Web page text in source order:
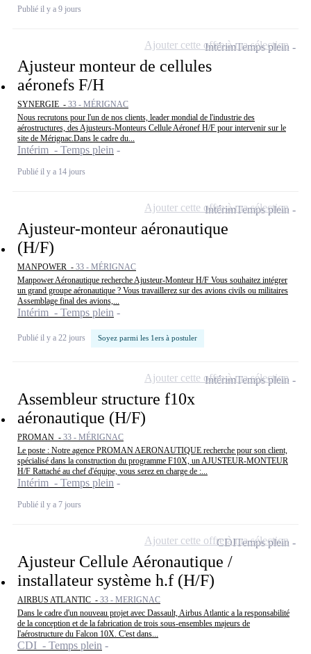
Publié il y a 9 jours
Ajusteur monteur de cellules
aéronefs F/H
SYNERGIE - 33 - MÉRIGNAC
Nous recrutons pour l'un de nos clients, leader mondial de l'industrie des
aérostructures, des Ajusteurs-Monteurs Cellule Aéronef H/F pour intervenir sur le
site de Mérignac.Dans le cadre du...
Intérim - Temps plein
Publié il y a 14 jours
IntérimTemps plein
Ajouter cette offre à ma sélection
Ajusteur-monteur aéronautique
(H/F)
MANPOWER - 33 - MÉRIGNAC
Manpower Aéronautique recherche Ajusteur-Monteur H/F Vous souhaitez intégrer
un grand groupe aéronautique ? Vous travaillerez sur des avions civils ou militaires
Assemblage final des avions,...
Intérim - Temps plein
Publié il y a 22 jours Soyez parmi les 1ers à postuler
IntérimTemps plein
Ajouter cette offre à ma sélection
Assembleur structure f10x
aéronautique (H/F)
PROMAN - 33 - MÉRIGNAC
Le poste : Notre agence PROMAN AERONAUTIQUE recherche pour son client,
spécialisé dans la construction du programme F10X, un AJUSTEUR-MONTEUR
H/F Rattaché au chef d'équipe, vous serez en charge de :...
Intérim - Temps plein
Publié il y a 7 jours
IntérimTemps plein
Ajouter cette offre à ma sélection
Ajusteur Cellule Aéronautique /
installateur système h.f (H/F)
AIRBUS ATLANTIC - 33 - MERIGNAC
Dans le cadre d'un nouveau projet avec Dassault, Airbus Atlantic a la responsabilité
de la conception et de la fabrication de trois sous-ensembles majeurs de
l'aérostructure du Falcon 10X. C'est dans...
CDI - Temps plein
CDITemps plein
Ajouter cette offre à ma sélection